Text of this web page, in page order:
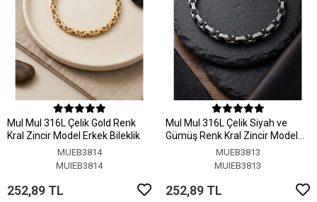
MuI MuI 316L Çelik Gold Renk
Kral Zincir Model Erkek Bileklik
MUEB3814
MUIEB3814
252,89 TL
MuI MuI 316L Çelik Siyah ve
Gümüş Renk Kral Zincir Model
Erkek BileklikMUEB3813
MUIEB3813
252,89 TL